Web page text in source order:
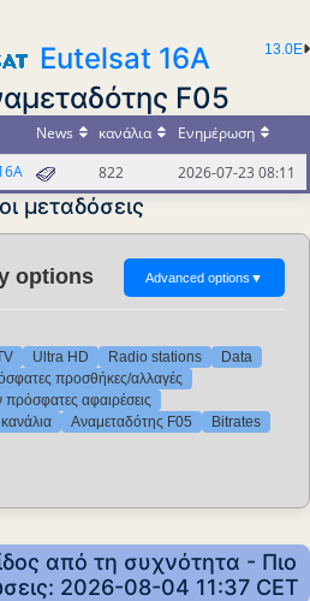
13.0E
Eutelsat 16A
F05
News κανάλια
Ενημέρωση
822 2026-07-23 08:11
μεταδόσεις
options Advanced options ▼
Ultra HD Radio stations
Data
προσθήκες/αλλαγές
πρόσφατες αφαιρέσεις
Αναμεταδότης F05 Bitrates
από τη συχνότητα - Πιο
2026-08-04 11:37 CET